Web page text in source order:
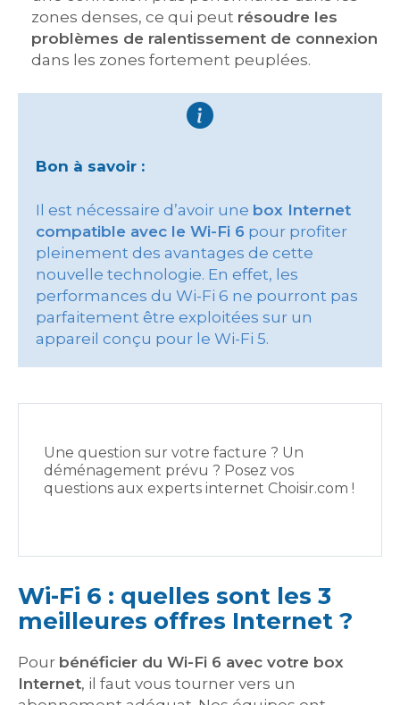
zones denses, ce qui peut résoudre les
problèmes de ralentissement de connexion
dans les zones fortement peuplées.
Bon à savoir :
Il est nécessaire d’avoir une box Internet
compatible avec le Wi-Fi 6 pour profiter
pleinement des avantages de cette
nouvelle technologie. En effet, les
performances du Wi-Fi 6 ne pourront pas
parfaitement être exploitées sur un
appareil conçu pour le Wi-Fi 5.
Une question sur votre facture ? Un
déménagement prévu ? Posez vos
questions aux experts internet Choisir.com !
Wi-Fi 6 : quelles sont les 3
meilleures offres Internet ?
Pour bénéficier du Wi-Fi 6 avec votre box
Internet, il faut vous tourner vers un